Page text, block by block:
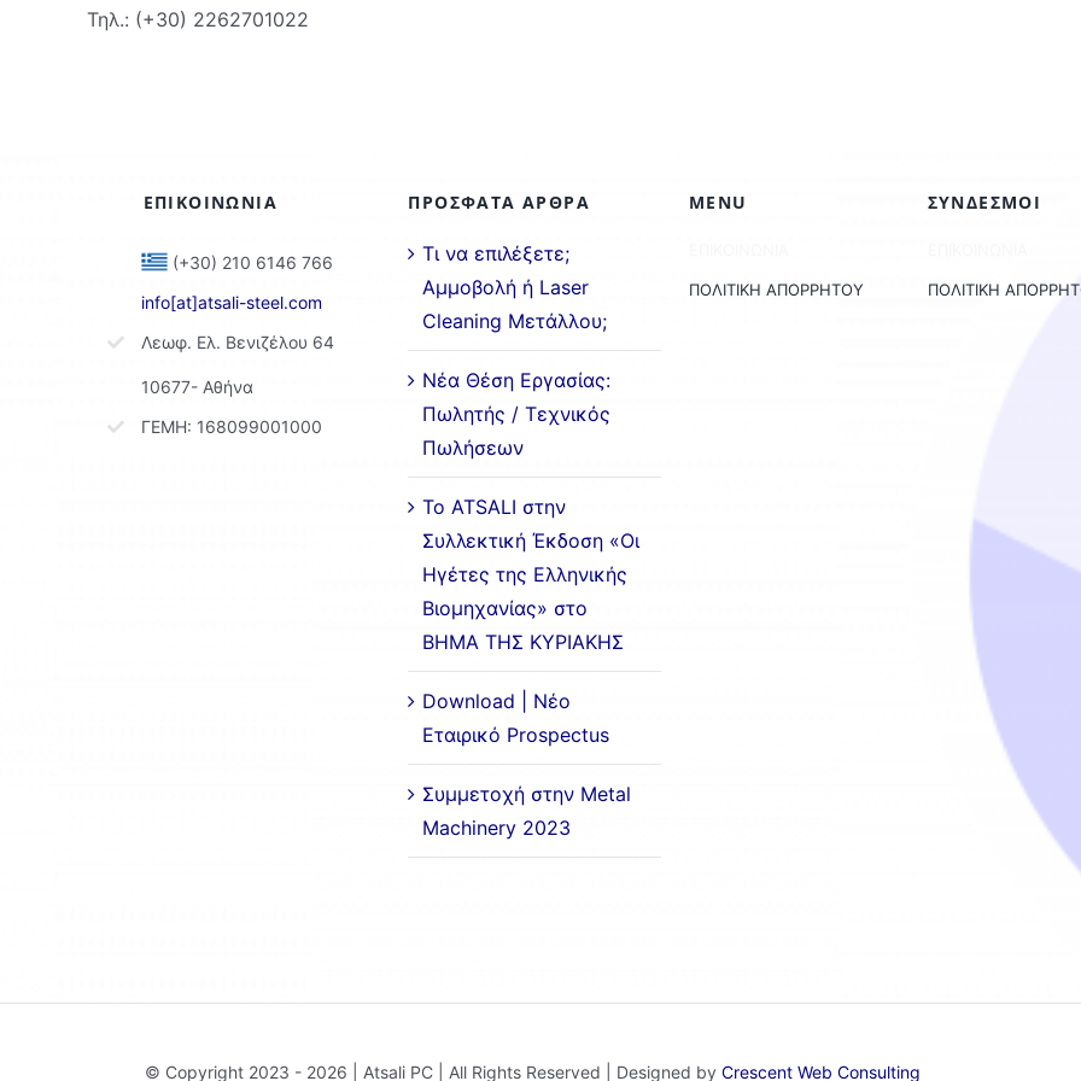
Τηλ.: (+30) 2262701022
ΕΠΙΚΟΙΝΩΝΙΑ
(+30) 210 6146 766
info[at]atsali-steel.com
Λεωφ. Ελ. Βενιζέλου 64
10677- Αθήνα
ΓΕΜΗ: 168099001000
ΠΡΟΣΦΑΤΑ ΑΡΘΡΑ
Τι να επιλέξετε;
Αμμοβολή ή Laser
Cleaning Μετάλλου;
Νέα Θέση Εργασίας:
Πωλητής / Τεχνικός
Πωλήσεων
Το ATSALI στην
Συλλεκτική Έκδοση «Οι
Ηγέτες της Ελληνικής
Βιομηχανίας» στο
ΒΗΜΑ ΤΗΣ ΚΥΡΙΑΚΗΣ
Download | Νέο
Εταιρικό Prospectus
Συμμετοχή στην Metal
Machinery 2023
MENU
ΠΟΛΙΤΙΚΗ ΑΠΟΡΡΗΤΟΥ
ΣΥΝΔΕΣΜΟΙ
ΠΟΛΙΤΙΚΗ
© Copyright 2023 - 2026 | Atsali PC | All Rights Reserved | Designed by Crescent Web Consulting